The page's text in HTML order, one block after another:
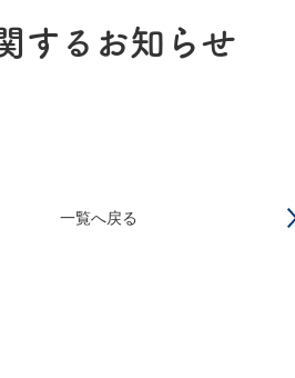
するお知らせ
一覧へ戻る